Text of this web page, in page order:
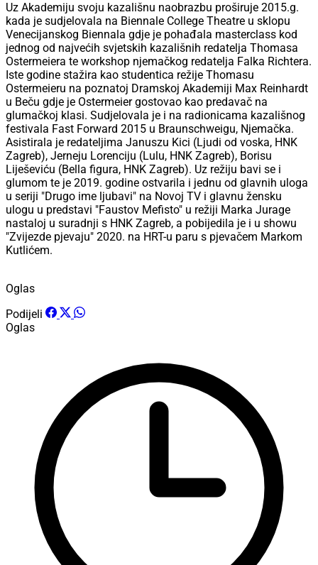
Uz Akademiju svoju kazališnu naobrazbu proširuje 2015.g.
kada je sudjelovala na Biennale College Theatre u sklopu
Venecijanskog Biennala gdje je pohađala masterclass kod
jednog od najvećih svjetskih kazališnih redatelja Thomasa
Ostermeiera te workshop njemačkog redatelja Falka Richtera.
Iste godine stažira kao studentica režije Thomasu
Ostermeieru na poznatoj Dramskoj Akademiji Max Reinhardt
u Beču gdje je Ostermeier gostovao kao predavač na
glumačkoj klasi. Sudjelovala je i na radionicama kazališnog
festivala Fast Forward 2015 u Braunschweigu, Njemačka.
Asistirala je redateljima Januszu Kici (Ljudi od voska, HNK
Zagreb), Jerneju Lorenciju (Lulu, HNK Zagreb), Borisu
Liješeviću (Bella figura, HNK Zagreb). Uz režiju bavi se i
glumom te je 2019. godine ostvarila i jednu od glavnih uloga
u seriji "Drugo ime ljubavi" na Novoj TV i glavnu žensku
ulogu u predstavi "Faustov Mefisto" u režiji Marka Jurage
nastaloj u suradnji s HNK Zagreb, a pobijedila je i u showu
"Zvijezde pjevaju" 2020. na HRT-u paru s pjevačem Markom
Kutlićem.
Oglas
Podijeli
Oglas